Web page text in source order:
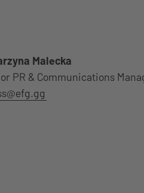
Malecka
PR & Communications